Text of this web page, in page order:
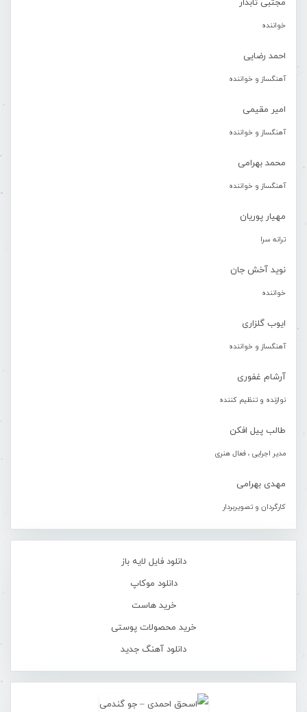
مجتبی تابدار
خواننده
احمد رضایی
آهنگساز و خواننده
امیر مقیمی
آهنگساز و خواننده
محمد بهرامی
آهنگساز و خواننده
مهیار پوریان
ترانه سرا
نوید آخش جان
خواننده
ایوب گلزاری
آهنگساز و خواننده
آرشام غفوری
نوازنده و تنظیم کننده
طالب پیل افکن
مدیر اجرایی ، فعال هنری
مهدی بهرامی
کارگردان و تصویربردار
دانلود فایل لایه باز
دانلود موکاپ
خرید هاست
خرید محصولات پوستی
دانلود آهنگ جدید